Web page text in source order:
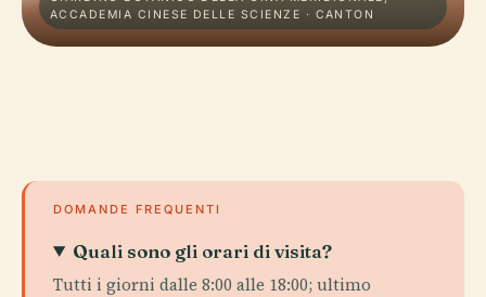
ACCADEMIA CINESE DELLE SCIENZE · CANTON
DOMANDE FREQUENTI
Quali sono gli orari di visita?
Tutti i giorni dalle 8:00 alle 18:00; ultimo